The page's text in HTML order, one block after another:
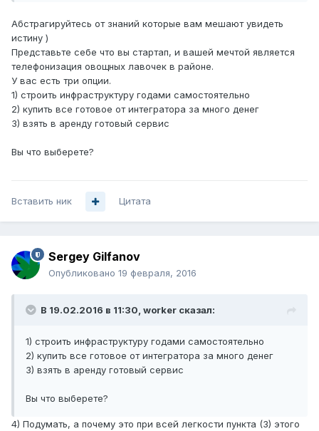
Абстрагируйтесь от знаний которые вам мешают увидеть
истину )
Представьте себе что вы стартап, и вашей мечтой является
телефонизация овощных лавочек в районе.
У вас есть три опции.
1) строить инфраструктуру годами самостоятельно
2) купить все готовое от интегратора за много денег
3) взять в аренду готовый сервис
Вы что выберете?
Вставить ник Цитата
Sergey Gilfanov
Опубликовано 19 февраля, 2016
В 19.02.2016 в 11:30, worker сказал:
1) строить инфраструктуру годами самостоятельно
2) купить все готовое от интегратора за много денег
3) взять в аренду готовый сервис
Вы что выберете?
4) Подумать, а почему это при всей легкости пункта (3) этого